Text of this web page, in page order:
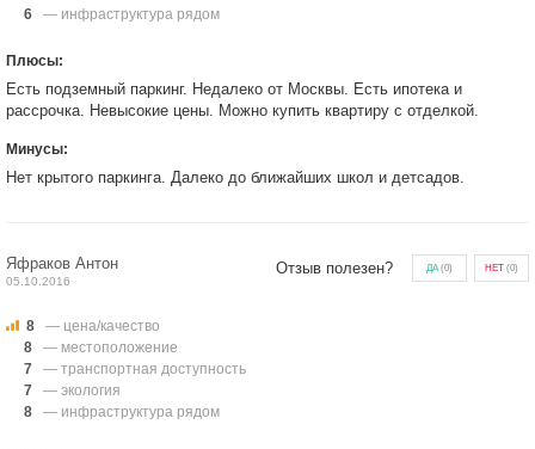
6
— инфраструктура рядом
Плюсы:
Есть подземный паркинг. Недалеко от Москвы. Есть ипотека и
рассрочка. Невысокие цены. Можно купить квартиру с отделкой.
Минусы:
Нет крытого паркинга. Далеко до ближайших школ и детсадов.
Яфраков Антон
05.10.2016
Отзыв полезен? ДА(0) НЕТ (0)
8
— цена/качество
8
— местоположение
7
— транспортная доступность
7
— экология
8
— инфраструктура рядом